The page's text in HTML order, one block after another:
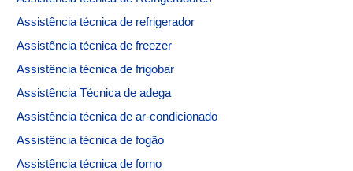
Assistência técnica de refrigerador
Assistência técnica de freezer
Assistência técnica de frigobar
Assistência Técnica de adega
Assistência técnica de ar-condicionado
Assistência técnica de fogão
Assistência técnica de forno